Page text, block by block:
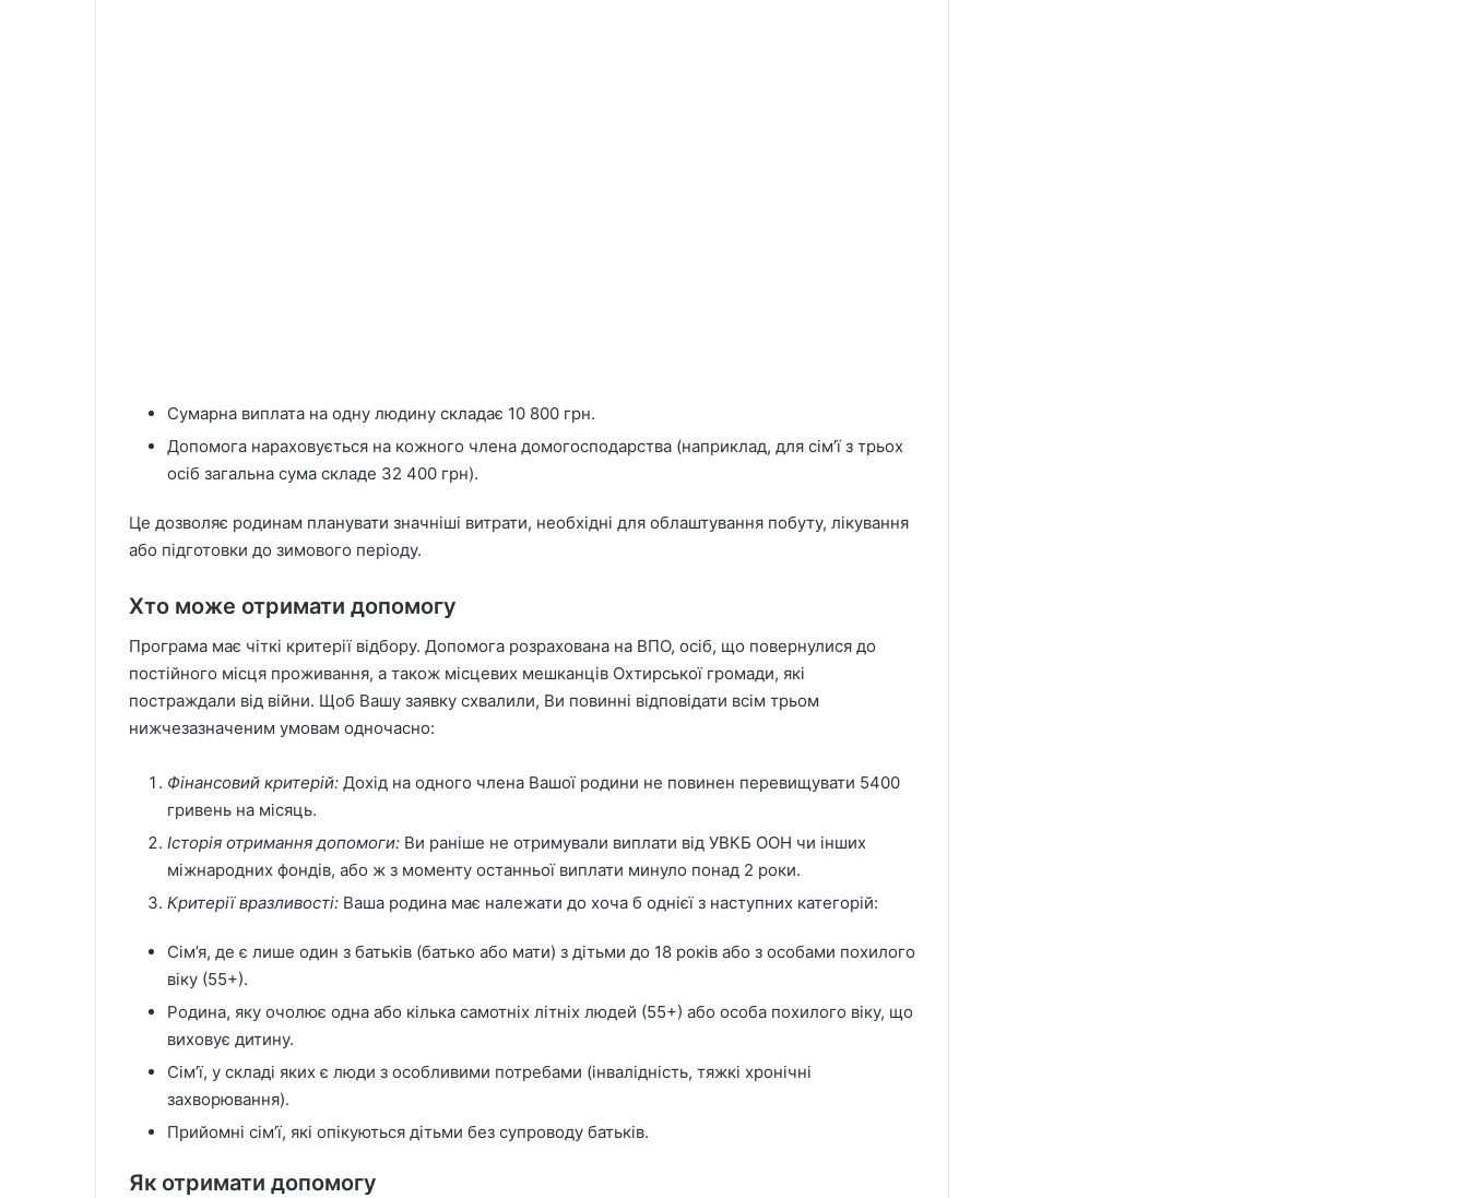
Сумарна виплата на одну людину складає 10 800 грн.
Допомога нараховується на кожного члена домогосподарства (наприклад, для сім’ї з трьох
осіб загальна сума складе 32 400 грн).
Це дозволяє родинам планувати значніші витрати, необхідні для облаштування побуту, лікування
або підготовки до зимового періоду.
Хто може отримати допомогу
Програма має чіткі критерії відбору. Допомога розрахована на ВПО, осіб, що повернулися до
постійного місця проживання, а також місцевих мешканців Охтирської громади, які
постраждали від війни. Щоб Вашу заявку схвалили, Ви повинні відповідати всім трьом
нижчезазначеним умовам одночасно:
Фінансовий критерій: Дохід на одного члена Вашої родини не повинен перевищувати 5400
гривень на місяць.
Історія отримання допомоги: Ви раніше не отримували виплати від УВКБ ООН чи інших
міжнародних фондів, або ж з моменту останньої виплати минуло понад 2 роки.
Критерії вразливості: Ваша родина має належати до хоча б однієї з наступних категорій:
Сім’я, де є лише один з батьків (батько або мати) з дітьми до 18 років або з особами похилого
віку (55+).
Родина, яку очолює одна або кілька самотніх літніх людей (55+) або особа похилого віку, що
виховує дитину.
Сім’ї, у складі яких є люди з особливими потребами (інвалідність, тяжкі хронічні
захворювання).
Прийомні сім’ї, які опікуються дітьми без супроводу батьків.
Як отримати допомогу